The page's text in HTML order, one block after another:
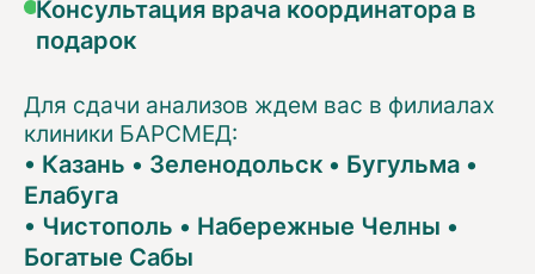
Консультация врача координатора в
подарок
Для сдачи анализов ждем вас в филиалах
клиники БАРСМЕД:
• Казань • Зеленодольск • Бугульма •
Елабуга
• Чистополь • Набережные Челны •
Богатые Сабы